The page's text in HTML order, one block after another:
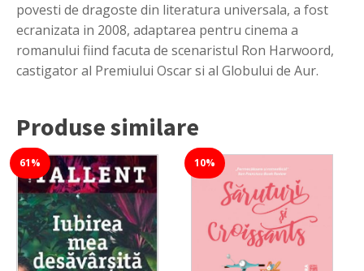
povesti de dragoste din literatura universala, a fost
ecranizata in 2008, adaptarea pentru cinema a
romanului fiind facuta de scenaristul Ron Harwoord,
castigator al Premiului Oscar si al Globului de Aur.
Produse similare
61% 10%